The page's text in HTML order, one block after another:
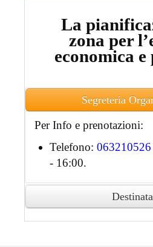
La
zona per
economica
Segreteria
Per Info e prenotazioni:
Telefono: 063210526
- 16:00.
Ai partecipanti accreditati